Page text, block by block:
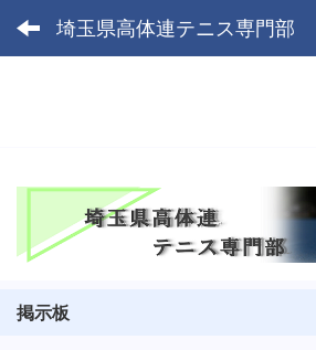
埼玉県高体連テニス専門部
掲示板